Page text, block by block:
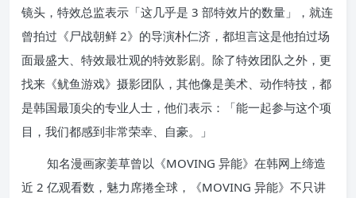
镜头，特效总监表示「这几乎是 3 部特效片的数量」，就连
曾拍过《尸战朝鲜 2》的导演朴仁济，都坦言这是他拍过场
面最盛大、特效最壮观的特效影剧。除了特效团队之外，更
找来《鱿鱼游戏》摄影团队，其他像是美术、动作特技，都
是韩国最顶尖的专业人士，他们表示：「能一起参与这个项
目，我们都感到非常荣幸、自豪。」
知名漫画家姜草曾以《MOVING 异能》在韩网上缔造
近 2 亿观看数，魅力席捲全球，《MOVING 异能》不只讲